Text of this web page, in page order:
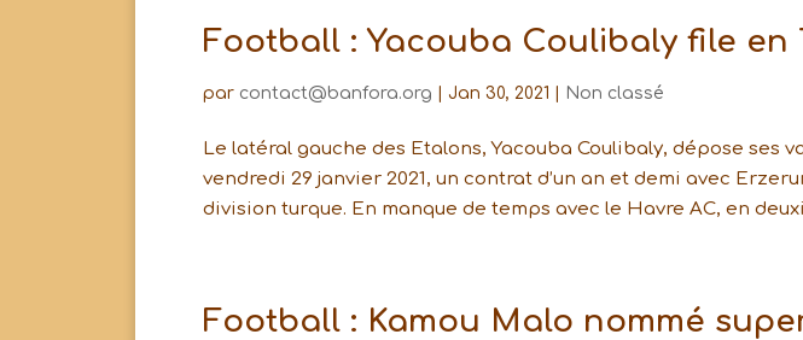
Football : Yacouba Coulibaly file en
par contact@banfora.org Jan 30, 2021 Non classé
Le latéral gauche des Etalons, Yacouba Coulibaly, dépose ses
vendredi 29 janvier 2021, un contrat d’un an et demi avec
division turque. En manque de temps avec le Havre AC, en
Football : Kamou Malo nommé